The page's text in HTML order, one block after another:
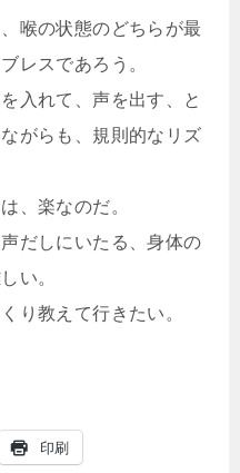
喉の状態のどちらが最
レスであろう。
入れて、声を出す、と
がらも、規則的なリズ
、楽なのだ。
だしにいたる、身体の
い。
り教えて行きたい。
印刷